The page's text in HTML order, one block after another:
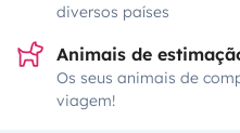
diversos países
Animais de
Os seus animais de
viagem!